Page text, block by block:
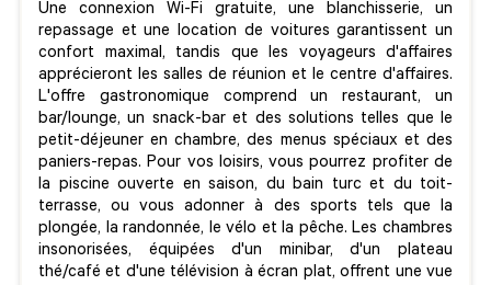
Une connexion Wi-Fi gratuite, une blanchisserie, un
repassage et une location de voitures garantissent un
confort maximal, tandis que les voyageurs d'affaires
apprécieront les salles de réunion et le centre d'affaires.
L'offre gastronomique comprend un restaurant, un
bar/lounge, un snack-bar et des solutions telles que le
petit-déjeuner en chambre, des menus spéciaux et des
paniers-repas. Pour vos loisirs, vous pourrez profiter de
la piscine ouverte en saison, du bain turc et du toit-
terrasse, ou vous adonner à des sports tels que la
plongée, la randonnée, le vélo et la pêche. Les chambres
insonorisées, équipées d'un minibar, d'un plateau
thé/café et d'une télévision à écran plat, offrent une vue